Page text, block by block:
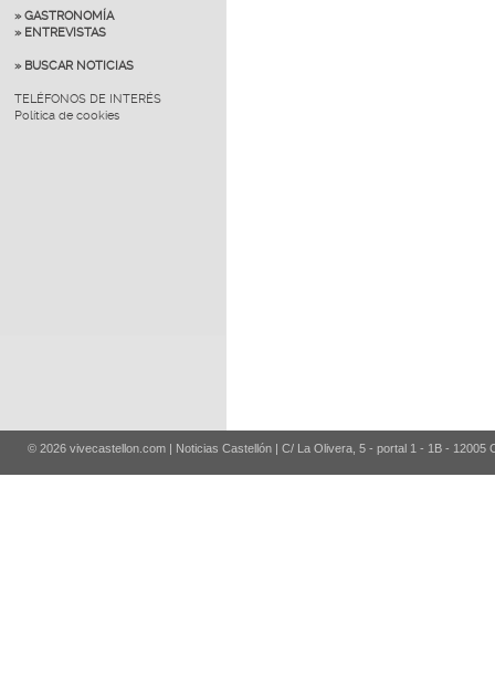
» GASTRONOMÍA
» ENTREVISTAS
» BUSCAR NOTICIAS
TELÉFONOS DE INTERÉS
Política de cookies
© 2026 vivecastellon.com | Noticias Castellón | C/ La Olivera, 5 - portal 1 - 1B - 12005